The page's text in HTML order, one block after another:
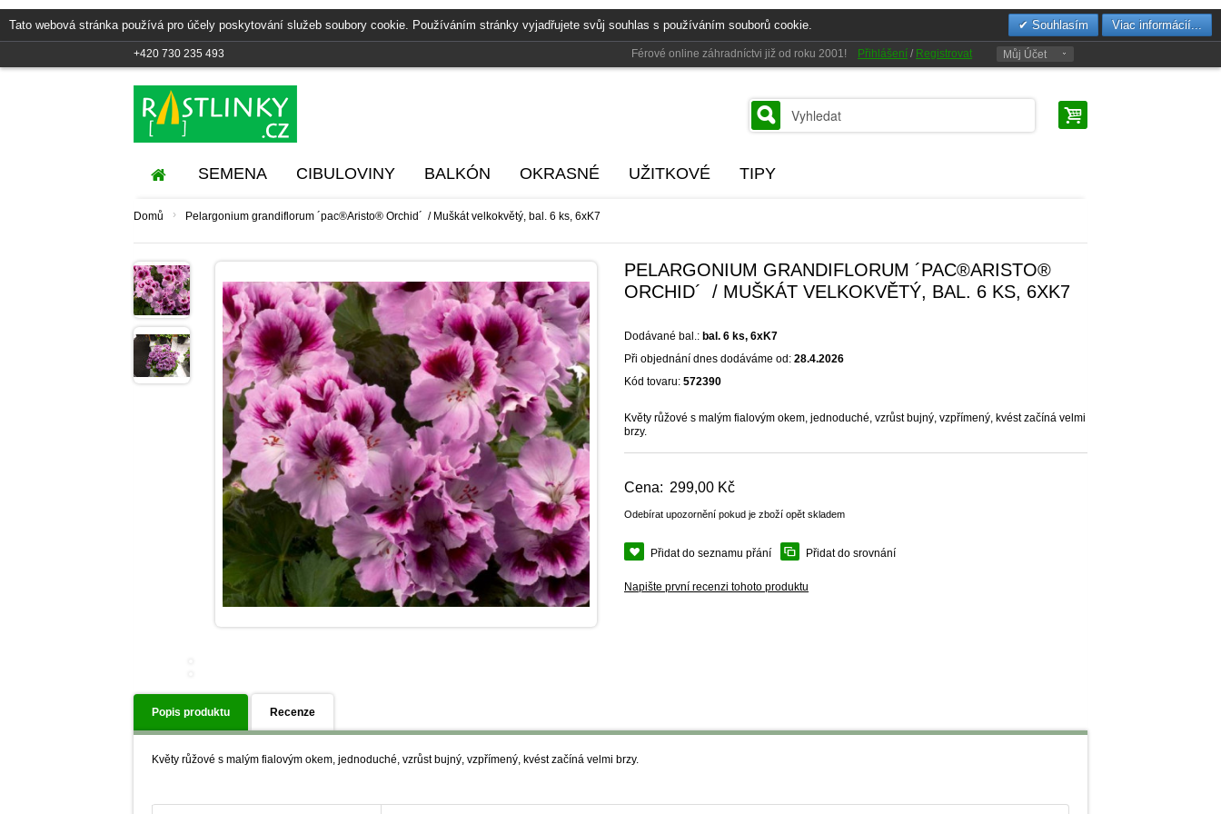
Tato webová stránka používá pro účely poskytování služeb soubory cookie. Používáním stránky vyjadřujete svůj souhlas s používáním souborů cookie. Souhlasím Viac informácií...
+420 730 235 493 Férové online záhradníctvi již od roku 2001! Přihlášení / Registrovat Můj Účet
SEMENA CIBULOVINY BALKÓN OKRASNÉ UŽITKOVÉ TIPY
Domů › Pelargonium grandiflorum ´pac®Aristo® Orchid´ / Muškát velkokvětý, bal. 6 ks, 6xK7
PELARGONIUM GRANDIFLORUM ´PAC®ARISTO®
ORCHID´ / MUŠKÁT VELKOKVĚTÝ, BAL. 6 KS, 6XK7
Dodávané bal.: bal. 6 ks, 6xK7
Při objednání dnes dodáváme od: 28.4.2026
Kód tovaru: 572390
Květy růžové s malým fialovým okem, jednoduché, vzrůst bujný, vzpřímený, kvést začíná velmi
brzy.
Cena: 299,00 Kč
Odebírat upozornění pokud je zboží opět skladem
Přidat do seznamu přání Přidat do srovnání
Napište první recenzi tohoto produktu
Popis produktu Recenze
Květy růžové s malým fialovým okem, jednoduché, vzrůst bujný, vzpřímený, kvést začíná velmi brzy.